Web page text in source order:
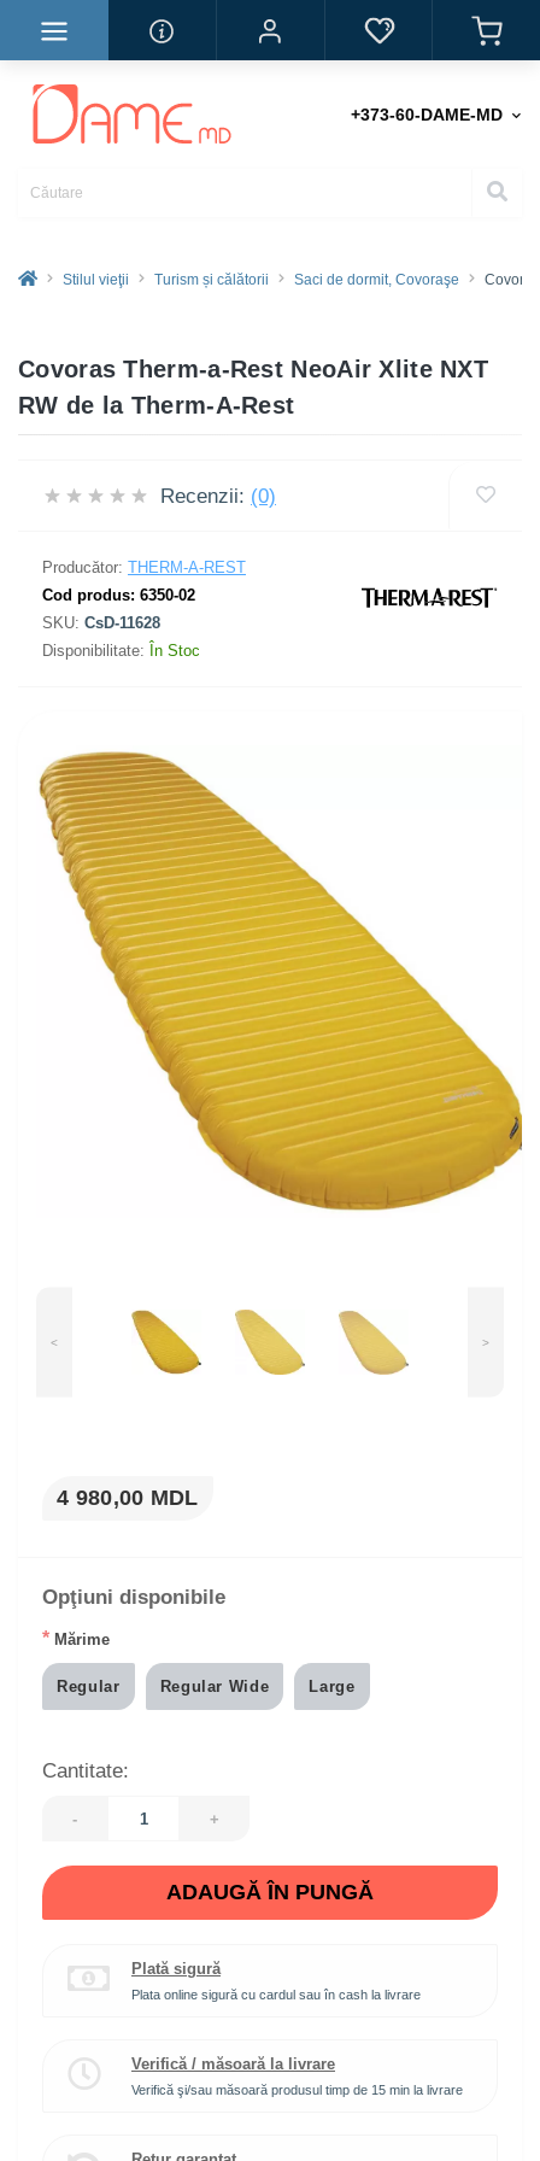
+373-60-DAME-MD
Stilul vieţii Turism și călătorii Saci de dormit, Covoraşe
Covoras Therm-a-Rest NeoAir Xlite NXT
RW de la Therm-A-Rest
Recenzii: (0)
Producător: THERM-A-REST
Cod produs: 6350-02
SKU: CsD-11628
Disponibilitate: În Stoc
< >
4 980,00 MDL
Opţiuni disponibile
* Mărime
Regular Regular Wide Large
Cantitate:
- +
ADAUGĂ ÎN PUNGĂ
Plată sigură
Plata online sigură cu cardul sau în cash la livrare
Verifică / măsoară la livrare
Verifică şi/sau măsoară produsul timp de 15 min la livrare